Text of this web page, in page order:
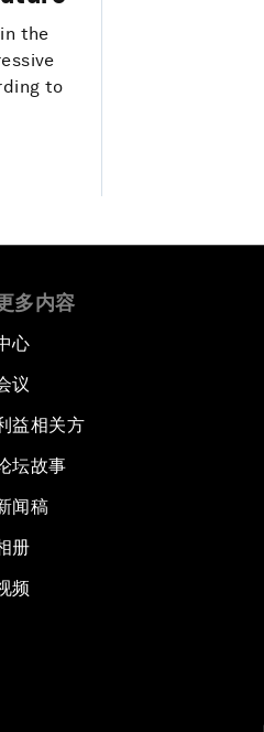
the
to
多内容
心
议
益相关方
坛故事
闻稿
册
频